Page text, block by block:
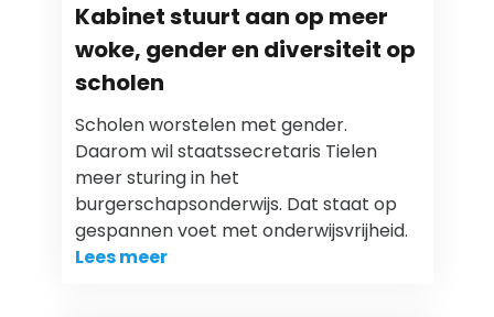
Kabinet stuurt aan op meer
woke, gender en diversiteit op
scholen
Scholen worstelen met gender.
Daarom wil staatssecretaris Tielen
meer sturing in het
burgerschapsonderwijs. Dat staat op
gespannen voet met onderwijsvrijheid.
Lees meer